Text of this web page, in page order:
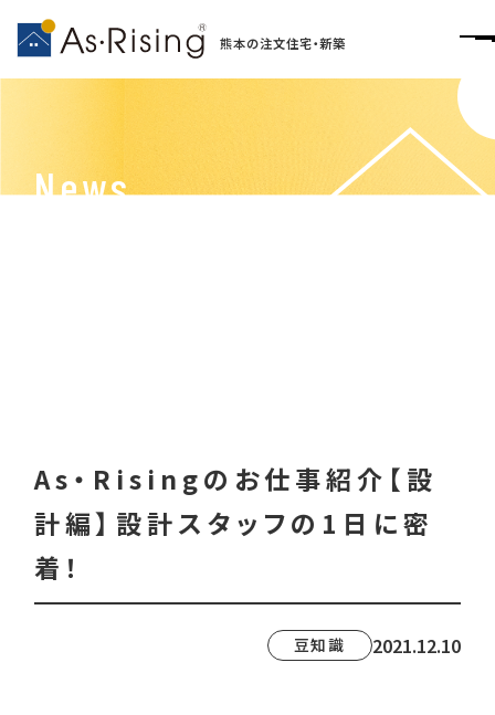
熊本の注文住宅・新築
News
As・Risingのお仕事紹介【設
計編】設計スタッフの1日に密
着！
豆知識 2021.12.10